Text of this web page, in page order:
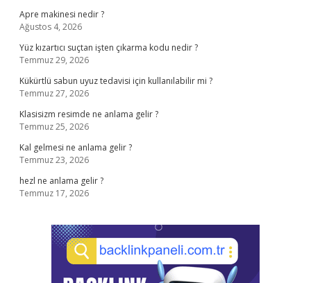
Apre makinesi nedir ?
Ağustos 4, 2026
Yüz kızartıcı suçtan işten çıkarma kodu nedir ?
Temmuz 29, 2026
Kükürtlü sabun uyuz tedavisi için kullanılabilir mi ?
Temmuz 27, 2026
Klasisizm resimde ne anlama gelir ?
Temmuz 25, 2026
Kal gelmesi ne anlama gelir ?
Temmuz 23, 2026
hezl ne anlama gelir ?
Temmuz 17, 2026